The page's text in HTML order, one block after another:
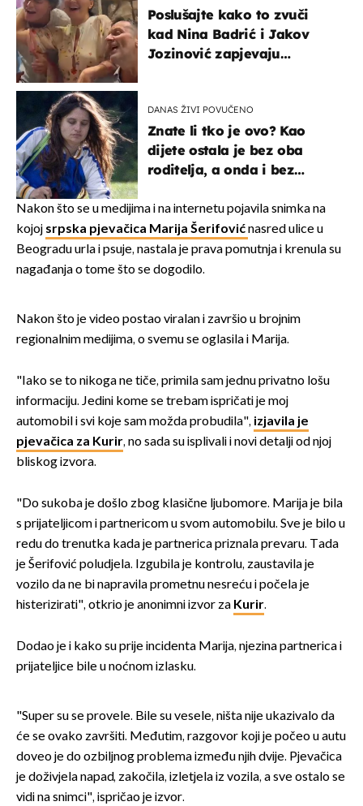
Poslušajte kako to zvuči
kad Nina Badrić i Jakov
Jozinović zapjevaju
DANAS ŽIVI POVUČENO
Znate li tko je ovo? Kao
dijete ostala je bez oba
roditelja, a onda i bez
naslijediti
Nakon što se u medijima i na internetu pojavila snimka na
kojoj srpska pjevačica Marija Šerifovićnasred ulice u
Beogradu urla i psuje, nastala je prava pomutnja i krenula su
nagađanja o tome što se dogodilo.
Nakon što je video postao viralan i završio u brojnim
regionalnim medijima, o svemu se oglasila i Marija.
"Iako se to nikoga ne tiče, primila sam jednu privatno lošu
informaciju. Jedini kome se trebam ispričati je moj
automobil i svi koje sam možda probudila", izjavila je
pjevačica za Kurir, no sada su isplivali i novi detalji od njoj
bliskog izvora.
"Do sukoba je došlo zbog klasične ljubomore. Marija je bila
s prijateljicom i partnericom u svom automobilu. Sve je bilo u
redu do trenutka kada je partnerica priznala prevaru. Tada
je Šerifović poludjela. Izgubila je kontrolu, zaustavila je
vozilo da ne bi napravila prometnu nesreću i počela je
histerizirati", otkrio je anonimni izvor za Kurir.
Dodao je i kako su prije incidenta Marija, njezina partnerica i
prijateljice bile u noćnom izlasku.
"Super su se provele. Bile su vesele, ništa nije ukazivalo da
će se ovako završiti. Međutim, razgovor koji je počeo u autu
doveo je do ozbiljnog problema između njih dvije. Pjevačica
je doživjela napad, zakočila, izletjela iz vozila, a sve ostalo se
vidi na snimci", ispričao je izvor.